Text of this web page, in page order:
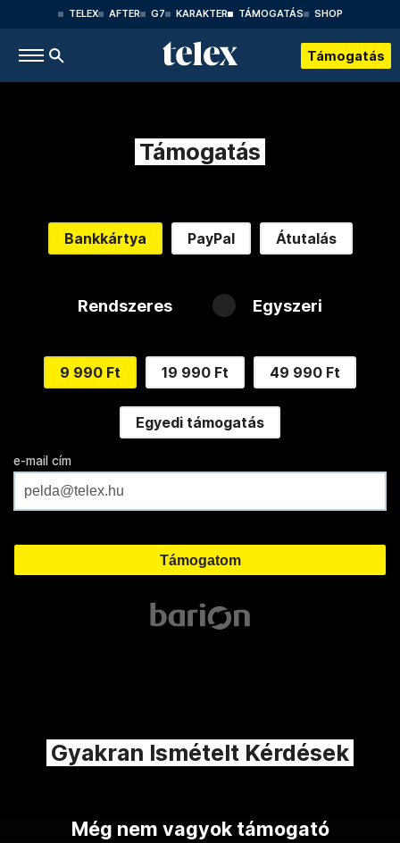
TELEX AFTER G7 KARAKTER TÁMOGATÁS SHOP
Támogatás
Támogatás
Bankkártya PayPal Átutalás
Rendszeres Egyszeri
9 990 Ft 19 990 Ft 49 990 Ft
Egyedi támogatás
e-mail cím
Gyakran Ismételt Kérdések
Még nem vagyok támogató